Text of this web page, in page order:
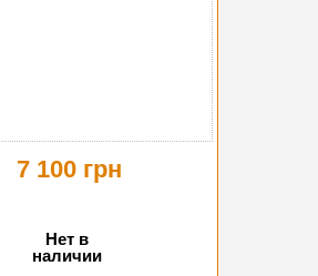
7 100 грн
Нет в
наличии